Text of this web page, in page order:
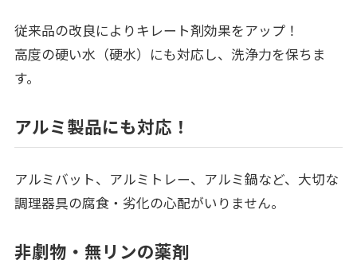
従来品の改良によりキレート剤効果をアップ！
高度の硬い水（硬水）にも対応し、洗浄力を保ちま
す。
アルミ製品にも対応！
アルミバット、アルミトレー、アルミ鍋など、大切な
調理器具の腐食・劣化の心配がいりません。
非劇物・無リンの薬剤